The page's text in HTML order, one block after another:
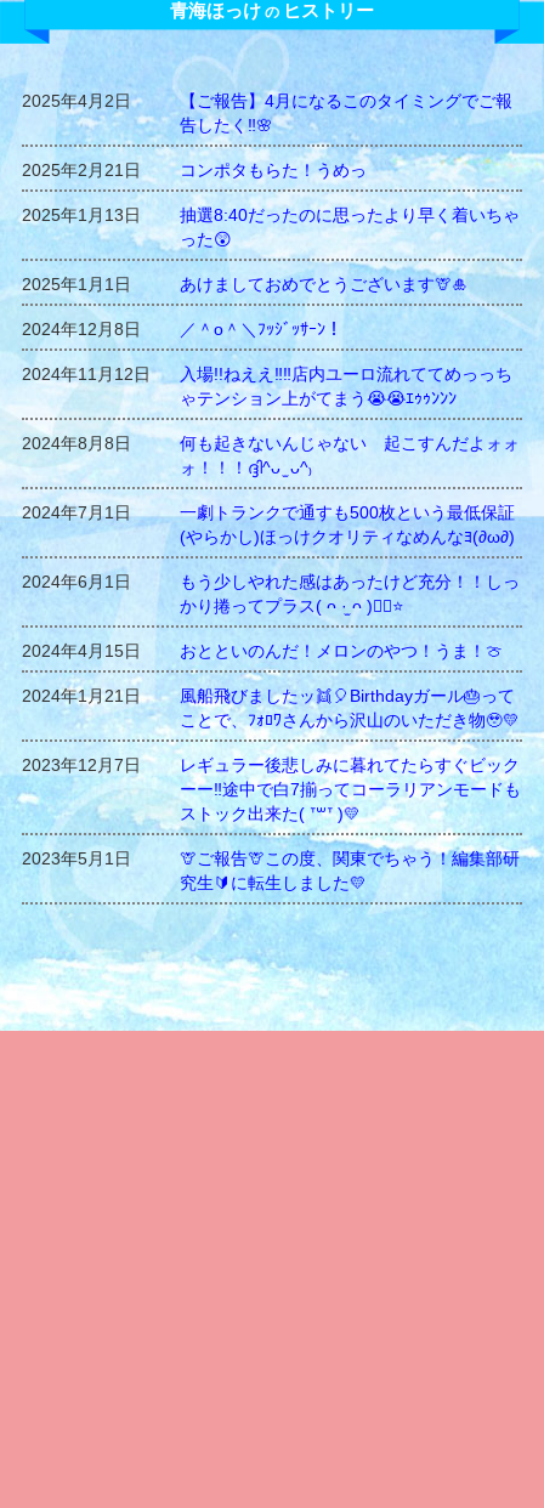
青海ほっけ の ヒストリー
2025年4月2日
【ご報告】4月になるこのタイミングでご報
告したく‼️🌸
2025年2月21日 コンポタもらた！うめっ
2025年1月13日
抽選8:40だったのに思ったより早く着いちゃ
った😲
2025年1月1日 あけましておめでとうございます🦒🎍
2024年12月8日 ／＾o＾＼ﾌｯｼﾞｯｻｰﾝ！
2024年11月12日
入場!!ねええ‼️‼️店内ユーロ流れててめっっち
ゃテンション上がてまう😭😭ｴｩｩﾝﾝﾝ
2024年8月8日
何も起きないんじゃない 起こすんだよォォ
ォ！！！ദ്ദി^ᴗ ̫ ᴗ^₎
2024年7月1日
一劇トランクで通すも500枚という最低保証
(やらかし)ほっけクオリティなめんなﾖ(∂ω∂)
2024年6月1日
もう少しやれた感はあったけど充分！！しっ
かり捲ってプラス( ᴖ ·̫ ᴖ )︎︎👍🏻⭐️
2024年4月15日 おとといのんだ！メロンのやつ！うま！🍈
2024年1月21日
風船飛びましたッ👯🎈Birthdayガール🎂って
ことで、ﾌｫﾛﾜさんから沢山のいただき物🥹💛
2023年12月7日
レギュラー後悲しみに暮れてたらすぐビック
ーー‼️途中で白7揃ってコーラリアンモードも
ストック出来た( ᐪ꒳​ᐪ )💛
2023年5月1日
🦒ご報告🦒この度、関東でちゃう！編集部研
究生🔰に転生しました💛